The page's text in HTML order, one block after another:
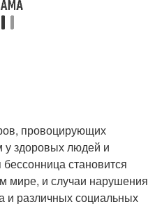
провоцирующих
у здоровых людей и
становится
мире, и случаи нарушения
и различных социальных